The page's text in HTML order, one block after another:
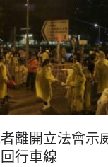
離開立法會示
行車線